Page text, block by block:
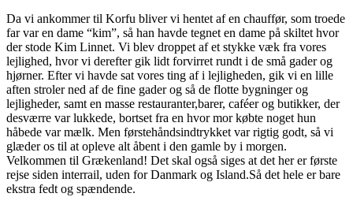
Da vi ankommer til Korfu bliver vi hentet af en chauffør, som troede
far var en dame “kim”, så han havde tegnet en dame på skiltet hvor
der stode Kim Linnet. Vi blev droppet af et stykke væk fra vores
lejlighed, hvor vi derefter gik lidt forvirret rundt i de små gader og
hjørner. Efter vi havde sat vores ting af i lejligheden, gik vi en lille
aften stroler ned af de fine gader og så de flotte bygninger og
lejligheder, samt en masse restauranter,barer, caféer og butikker, der
desværre var lukkede, bortset fra en hvor mor købte noget hun
håbede var mælk. Men førstehåndsindtrykket var rigtig godt, så vi
glæder os til at opleve alt åbent i den gamle by i morgen.
Velkommen til Grækenland! Det skal også siges at det her er første
rejse siden interrail, uden for Danmark og Island.Så det hele er bare
ekstra fedt og spændende.